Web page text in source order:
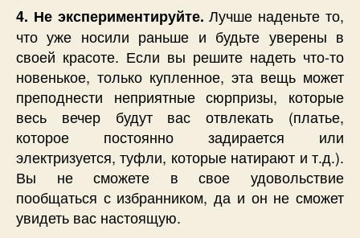
4. Не экспериментируйте.Лучше наденьте то,
что уже носили раньше и будьте уверены в
своей красоте. Если вы решите надеть что-то
новенькое, только купленное, эта вещь может
преподнести неприятные сюрпризы, которые
весь вечер будут вас отвлекать (платье,
которое постоянно задирается или
электризуется, туфли, которые натирают и т.д.).
Вы не сможете в свое удовольствие
пообщаться с избранником, да и он не сможет
увидеть вас настоящую.